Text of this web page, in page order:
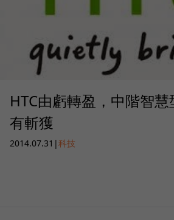
HTC由虧轉盈，中階智
有斬獲
2014.07.31 |科技